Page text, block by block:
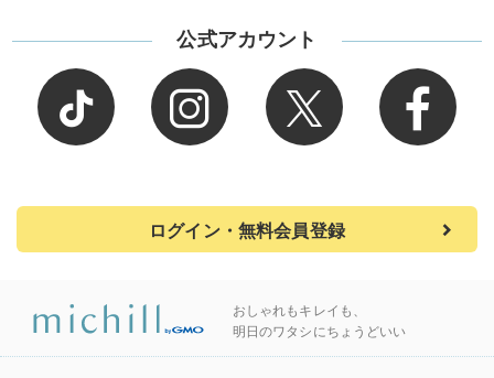
公式アカウント
ログイン・無料会員登録
おしゃれもキレイも、
明日のワタシにちょうどいい